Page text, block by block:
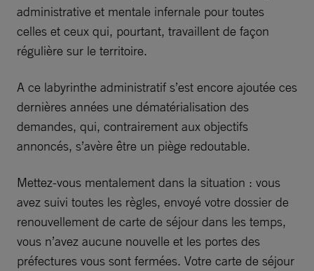
administrative et mentale infernale pour toutes
celles et ceux qui, pourtant, travaillent de façon
régulière sur le territoire.
A ce labyrinthe administratif s’est encore ajoutée ces
dernières années une dématérialisation des
demandes, qui, contrairement aux objectifs
annoncés, s’avère être un piège redoutable.
Mettez-vous mentalement dans la situation : vous
avez suivi toutes les règles, envoyé votre dossier de
renouvellement de carte de séjour dans les temps,
vous n’avez aucune nouvelle et les portes des
préfectures vous sont fermées. Votre carte de séjour